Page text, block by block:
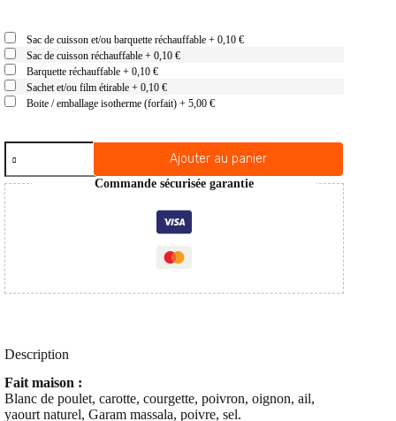
Sac de cuisson et/ou barquette réchauffable+ 0,10 €
Sac de cuisson réchauffable+ 0,10 €
Barquette réchauffable+ 0,10 €
Sachet et/ou film étirable+ 0,10 €
Boite / emballage isotherme (forfait)+ 5,00 €
quantité
de
Poulet
tikka
massala
Ajouter au panier
Commande sécurisée garantie
Description
Fait maison :
Blanc de poulet, carotte, courgette, poivron, oignon, ail,
yaourt naturel, Garam massala, poivre, sel.